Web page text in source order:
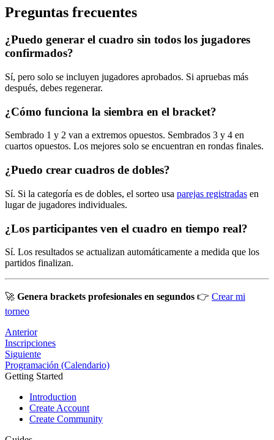
Preguntas frecuentes
¿Puedo generar el cuadro sin todos los jugadores
confirmados?
Sí, pero solo se incluyen jugadores aprobados. Si apruebas más
después, debes regenerar.
¿Cómo funciona la siembra en el bracket?
Sembrado 1 y 2 van a extremos opuestos. Sembrados 3 y 4 en
cuartos opuestos. Los mejores solo se encuentran en rondas finales.
¿Puedo crear cuadros de dobles?
Sí. Si la categoría es de dobles, el sorteo usa parejas registradas en
lugar de jugadores individuales.
¿Los participantes ven el cuadro en tiempo real?
Sí. Los resultados se actualizan automáticamente a medida que los
partidos finalizan.
🚀 Genera brackets profesionales en segundos 👉 Crear mi
torneo
Anterior
Inscripciones
Siguiente
Programación (Calendario)
Getting Started
Introduction
Create Account
Create Community